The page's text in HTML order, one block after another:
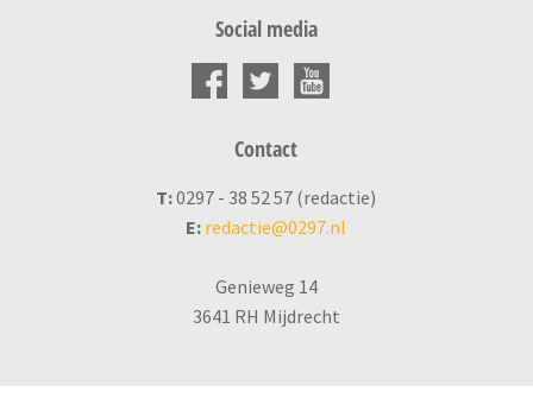
Social media
Contact
T:0297 - 38 52 57 (redactie)
E: redactie@0297.nl
Genieweg 14
3641 RH Mijdrecht